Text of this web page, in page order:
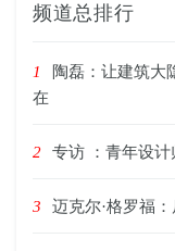
频道总排行
1
陶磊：让建筑大
在
2 专访 ：青年设
3 迈克尔·格罗福